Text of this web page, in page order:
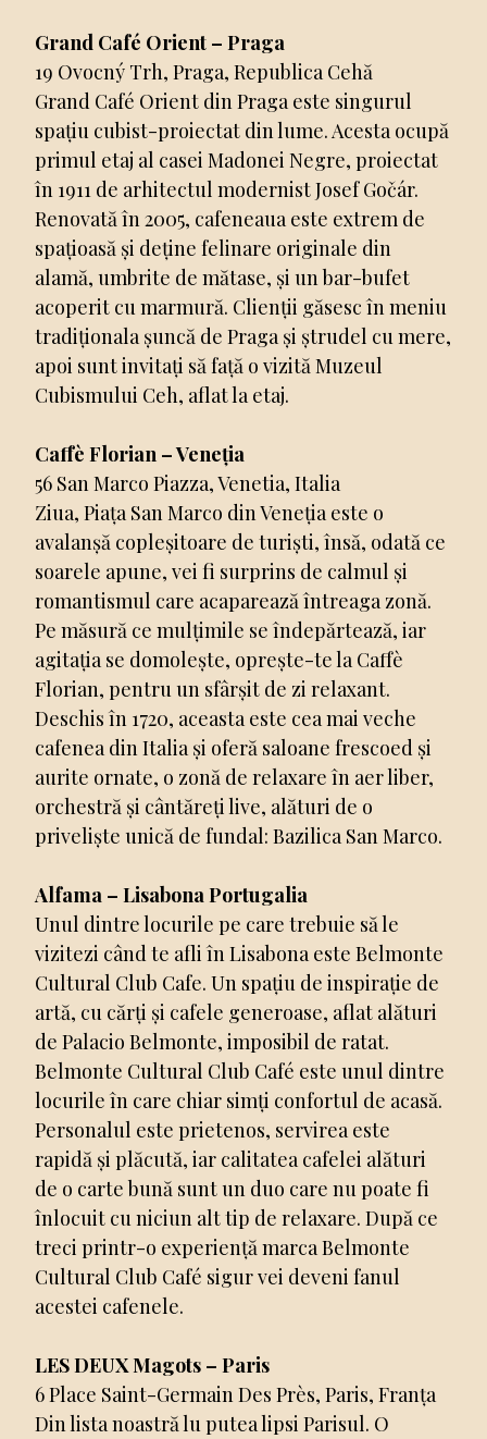
Grand Café Orient – Praga
19 Ovocný Trh, Praga, Republica Cehă
Grand Café Orient din Praga este singurul
spațiu cubist-proiectat din lume. Acesta ocupă
primul etaj al casei Madonei Negre, proiectat
în 1911 de arhitectul modernist Josef Gočár.
Renovată în 2005, cafeneaua este extrem de
spațioasă și deține felinare originale din
alamă, umbrite de mătase, și un bar-bufet
acoperit cu marmură. Clienții găsesc în meniu
tradiționala șuncă de Praga și ștrudel cu mere,
apoi sunt invitați să față o vizită Muzeul
Cubismului Ceh, aflat la etaj.
Caffè Florian – Veneția
56 San Marco Piazza, Venetia, Italia
Ziua, Piața San Marco din Veneția este o
avalanșă copleșitoare de turiști, însă, odată ce
soarele apune, vei fi surprins de calmul și
romantismul care acaparează întreaga zonă.
Pe măsură ce mulțimile se îndepărtează, iar
agitația se domolește, oprește-te la Caffè
Florian, pentru un sfârșit de zi relaxant.
Deschis în 1720, aceasta este cea mai veche
cafenea din Italia și oferă saloane frescoed și
aurite ornate, o zonă de relaxare în aer liber,
orchestră și cântăreți live, alături de o
priveliște unică de fundal: Bazilica San Marco.
Alfama – Lisabona Portugalia
Unul dintre locurile pe care trebuie să le
vizitezi când te afli în Lisabona este Belmonte
Cultural Club Cafe. Un spațiu de inspirație de
artă, cu cărți și cafele generoase, aflat alături
de Palacio Belmonte, imposibil de ratat.
Belmonte Cultural Club Café este unul dintre
locurile în care chiar simți confortul de acasă.
Personalul este prietenos, servirea este
rapidă și plăcută, iar calitatea cafelei alături
de o carte bună sunt un duo care nu poate fi
înlocuit cu niciun alt tip de relaxare. După ce
treci printr-o experiență marca Belmonte
Cultural Club Café sigur vei deveni fanul
acestei cafenele.
LES DEUX Magots – Paris
6 Place Saint-Germain Des Près, Paris, Franța
Din lista noastră lu putea lipsi Parisul. O